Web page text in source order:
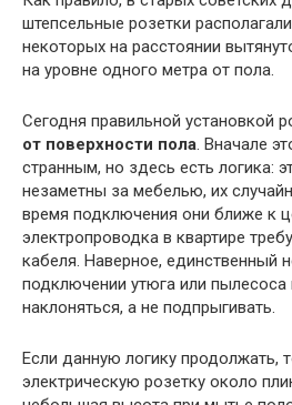
штепсельные розетки
некоторых на расстоянии
на уровне одного метра от пола.
Сегодня правильной установкой
от поверхности пола. Вначале
странным, но здесь есть логика:
незаметны за мебелью, их
время подключения они ближе к
электропроводка в квартире
кабеля. Наверное, единственный
подключении утюга или пылесоса
наклоняться, а не подпрыгивать.
Если данную логику продолжать,
электрическую розетку около